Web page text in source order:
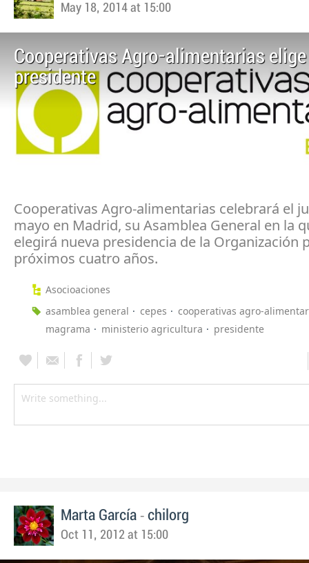
May 18, 2014 at 15:00
Cooperativas Agro-alimentarias
presidente
Cooperativas Agro-alimentarias celebrará el
mayo en Madrid, su Asamblea General en la
elegirá nueva presidencia de la Organización
próximos cuatro años.
Asocioaciones
asamblea general
cepes
cooperativas agro-
magrama
ministerio agricultura presidente
Marta García - chilorg
Oct 11, 2012 at 15:00